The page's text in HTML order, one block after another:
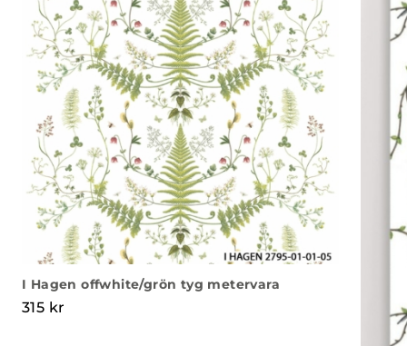
I Hagen offwhite/grön tyg metervara
315 kr